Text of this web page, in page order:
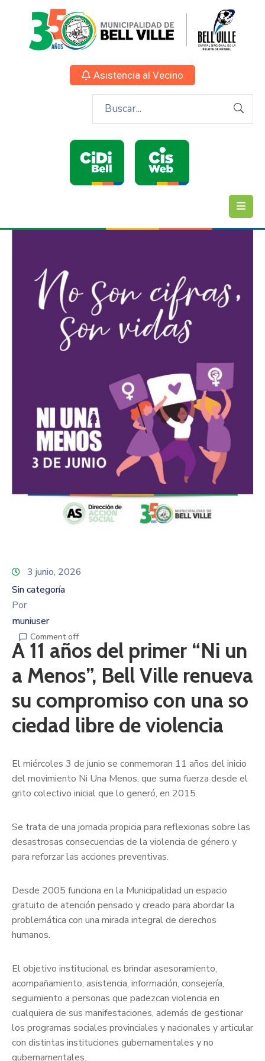
Asistencia al Vecino
3 junio, 2026
Sin categoría
Por
muniuser
Comment off
A 11 años del primer “Ni un
a Menos”, Bell Ville renueva
su compromiso con una so
ciedad libre de violencia
El miércoles 3 de junio se conmemoran 11 años del inicio
del movimiento Ni Una Menos, que suma fuerza desde el
grito colectivo inicial que lo generó, en 2015.
Se trata de una jornada propicia para reflexionas sobre las
desastrosas consecuencias de la violencia de género y
para reforzar las acciones preventivas.
Desde 2005 funciona en la Municipalidad un espacio
gratuito de atención pensado y creado para abordar la
problemática con una mirada integral de derechos
humanos.
El objetivo institucional es brindar asesoramiento,
acompañamiento, asistencia, información, consejería,
seguimiento a personas que padezcan violencia en
cualquiera de sus manifestaciones, además de gestionar
los programas sociales provinciales y nacionales y articular
con distintas instituciones gubernamentales y no
gubernamentales.